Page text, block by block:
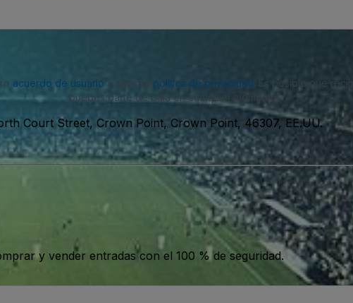
acuerdo de usuario y nuestra política de privacidad . Es posible que
puedes darte de baja en cualquier momento.
Court Street, Crown Point, Crown Point, 46307, EE.UU.
y vender entradas con el 100 % de seguridad.